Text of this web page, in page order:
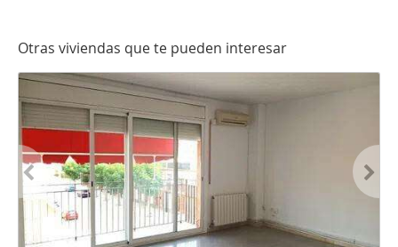
Otras viviendas que te pueden interesar